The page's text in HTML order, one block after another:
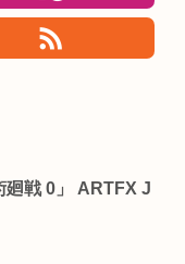
廻戦 0」 ARTFX J